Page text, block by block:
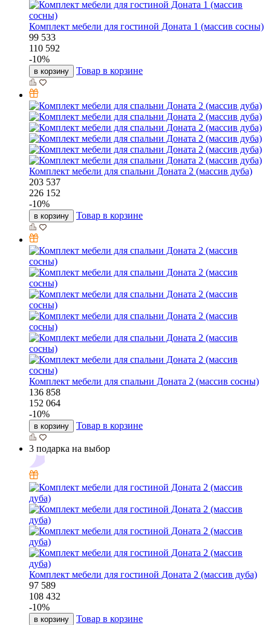
Комплект мебели для гостиной Доната 1 (массив сосны)
99 533
110 592
-10%
в корзину Товар в корзине
Комплект мебели для спальни Доната 2 (массив дуба)
203 537
226 152
-10%
в корзину Товар в корзине
Комплект мебели для спальни Доната 2 (массив сосны)
136 858
152 064
-10%
в корзину Товар в корзине
3 подарка на выбор
Комплект мебели для гостиной Доната 2 (массив дуба)
97 589
108 432
-10%
в корзину Товар в корзине